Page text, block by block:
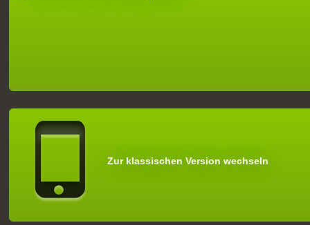
Zur klassischen Version wechseln